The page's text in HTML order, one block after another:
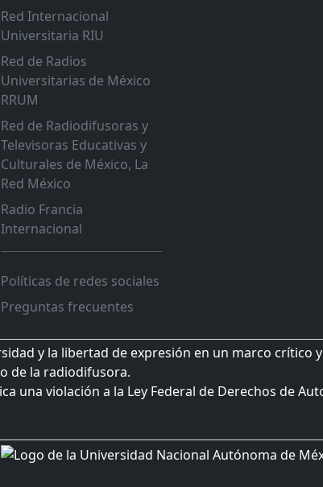
Red Internacional
Universitaria RIU
Red de Radios
Universitarias de México
RRUM
Red de Radiodifusoras y
Televisoras Educativas y
Culturales de México, La
Red México
Radio Francia
Internacional
Políticas de redes sociales
Preguntas frecuentes
y la libertad de expresión en un marco
de la radiodifusora.
una violación a la Ley Federal de Derechos de